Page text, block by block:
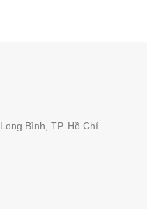
Bình, TP. Hồ Chí